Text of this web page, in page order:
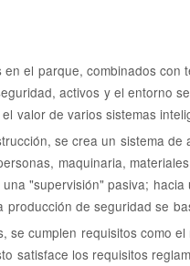
el parque, combinados
activos y el entorno
valor de varios sistemas
se crea un sistema
maquinaria,
"supervisión" pasiva;
de seguridad se
cumplen requisitos como
los requisitos